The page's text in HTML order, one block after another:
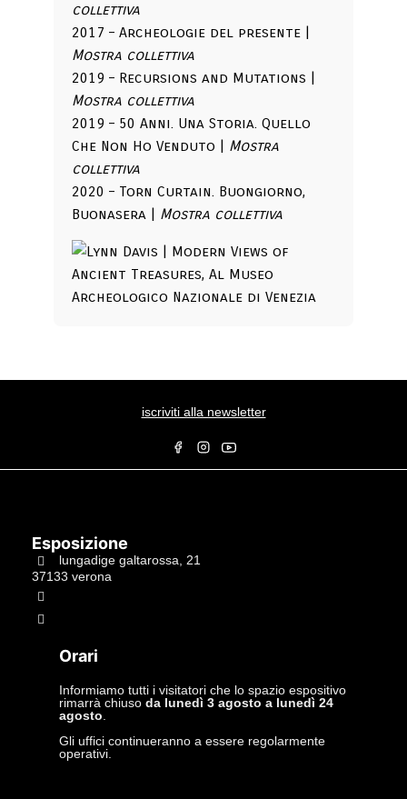
collettiva
2017 – Archeologie del presente |
Mostra collettiva
2019 – Recursions and Mutations |
Mostra collettiva
2019 – 50 Anni. Una Storia. Quello
Che Non Ho Venduto | Mostra
collettiva
2020 – Torn Curtain. Buongiorno,
Buonasera | Mostra collettiva
iscriviti alla newsletter
Esposizione
lungadige galtarossa, 21
37133 verona
Orari
Informiamo tutti i visitatori che lo spazio espositivo
rimarrà chiuso da lunedì 3 agosto a lunedì 24
agosto.
Gli uffici continueranno a essere regolarmente
operativi.